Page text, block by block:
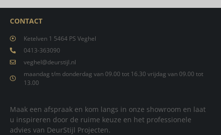
CONTACT
Ketelven 1 5464 PS Veghel
0413-363090
veghel@deurstijl.nl
maandag t/m donderdag van 09.00 tot 16.30 vrijdag van 09.00 tot
13.00
Maak een afspraak en kom langs in onze showroom en laat
u inspireren door de ruime keuze en het professionele
advies van DeurStijl Projecten.